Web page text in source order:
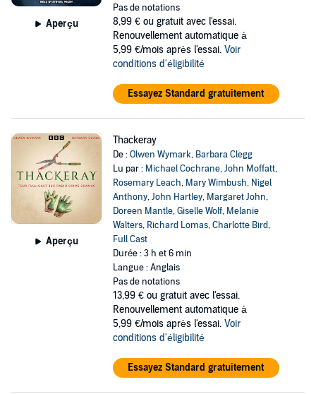
Aperçu
Pas de notations
8,99 € ou gratuit avec l'essai.
Renouvellement automatique à
5,99 €/mois après l'essai. Voir
conditions d'éligibilité
Essayez Standard gratuitement
Aperçu
Thackeray
De :Olwen Wymark, Barbara Clegg
Lu par : Michael Cochrane,John Moffatt,
Rosemary Leach, Mary Wimbush, Nigel
Anthony,John Hartley, Margaret John,
Doreen Mantle,Giselle Wolf, Melanie
Walters, Richard Lomas,Charlotte Bird,
Full Cast
Durée : 3 h et 6 min
Langue : Anglais
Pas de notations
13,99 € ou gratuit avec l'essai.
Renouvellement automatique à
5,99 €/mois après l'essai. Voir
conditions d'éligibilité
Essayez Standard gratuitement